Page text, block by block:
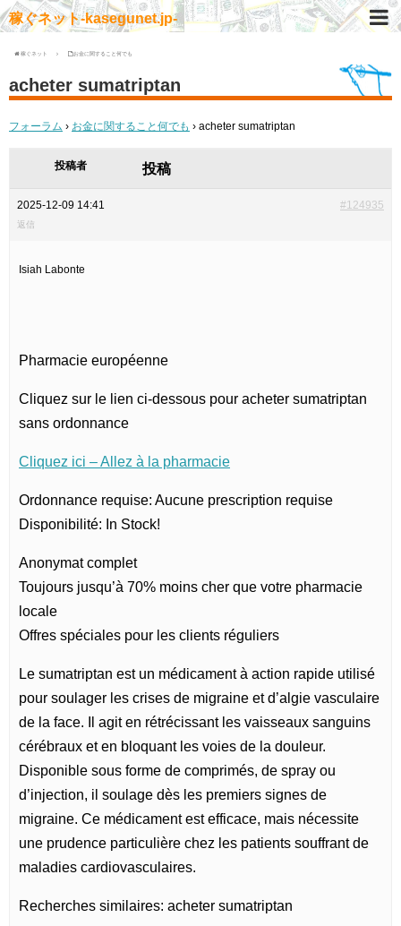
稼ぐネット-kasegunet.jp-
稼ぐネット お金に関すること何でも
acheter sumatriptan
フォーラム › お金に関すること何でも › acheter sumatriptan
投稿者 投稿
2025-12-09 14:41 #124935
返信
Isiah Labonte
Pharmacie européenne
Cliquez sur le lien ci-dessous pour acheter sumatriptan
sans ordonnance
Cliquez ici – Allez à la pharmacie
Ordonnance requise: Aucune prescription requise
Disponibilité: In Stock!
Anonymat complet
Toujours jusqu’à 70% moins cher que votre pharmacie
locale
Offres spéciales pour les clients réguliers
Le sumatriptan est un médicament à action rapide utilisé
pour soulager les crises de migraine et d’algie vasculaire
de la face. Il agit en rétrécissant les vaisseaux sanguins
cérébraux et en bloquant les voies de la douleur.
Disponible sous forme de comprimés, de spray ou
d’injection, il soulage dès les premiers signes de
migraine. Ce médicament est efficace, mais nécessite
une prudence particulière chez les patients souffrant de
maladies cardiovasculaires.
Recherches similaires: acheter sumatriptan